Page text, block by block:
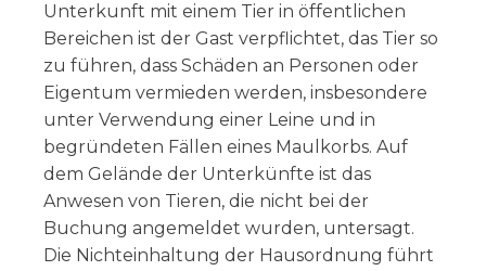
Unterkunft mit einem Tier in öffentlichen
Bereichen ist der Gast verpflichtet, das Tier so
zu führen, dass Schäden an Personen oder
Eigentum vermieden werden, insbesondere
unter Verwendung einer Leine und in
begründeten Fällen eines Maulkorbs. Auf
dem Gelände der Unterkünfte ist das
Anwesen von Tieren, die nicht bei der
Buchung angemeldet wurden, untersagt.
Die Nichteinhaltung der Hausordnung führt